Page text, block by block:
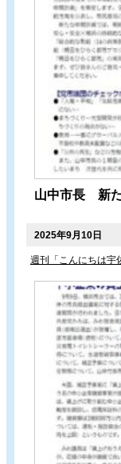
山中市長 新
2025年9月10日
週刊「こんにちは宇